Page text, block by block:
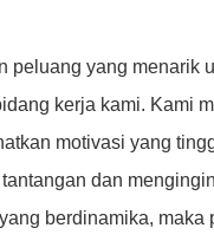
peluang yang menarik
kerja kami. Kami
motivasi yang
dan
berdinamika, maka